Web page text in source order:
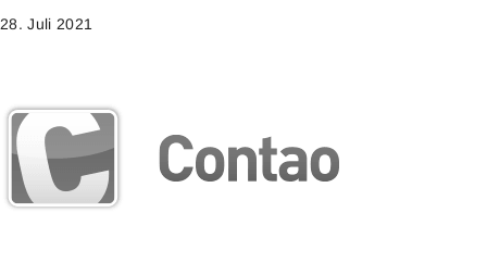
28. Juli 2021